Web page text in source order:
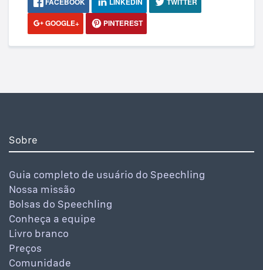
GOOGLE+
PINTEREST
Sobre
Guia completo de usuário do Speechling
Nossa missão
Bolsas do Speechling
Conheça a equipe
Livro branco
Preços
Comunidade